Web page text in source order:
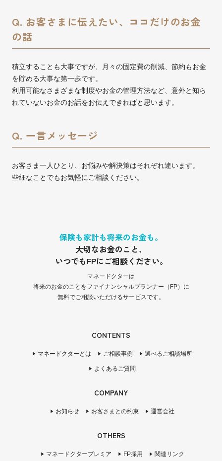
Q. お客さまに伝えたい、ココだけのお金
の話
積立することも大事ですが、月々の固定費の削減、節約もお金
を貯める大事な第一歩です。
利用可能なさまざまな制度やお金の管理方法など、意外と知ら
れていないお金のお話をお伝えできればと思います。
Q. 一言メッセージ
お客さま一人ひとり、お悩みや解決策はそれぞれ違います。
些細なことでもお気軽にご相談ください。
保険も家計も将来のお金も。
大切なお金のこと、
いつでもFPにご相談ください。
マネードクターは
将来のお金のことをファイナンシャルプランナー（FP）に
無料でご相談いただけるサービスです。
CONTENTS
マネードクターとは ご相談事例 選べるご相談場所
よくあるご質問
COMPANY
お知らせ お客さまとの約束 運営会社
OTHERS
マネードクタープレミア FP採用 関連リンク